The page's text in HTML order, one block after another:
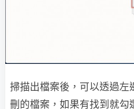
掃描出檔案後，可以透過左
刪的檔案，如果有找到就